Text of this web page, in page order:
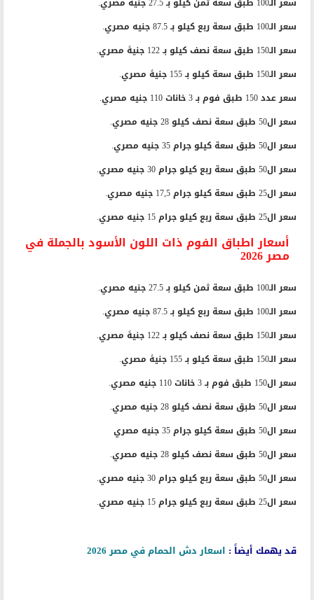
سعر الـ100 طبق سعة ثمن كيلو بـ 27.5 جنيه مصري.
سعر الـ100 طبق سعة ربع كيلو بـ 87.5 جنيه مصري.
سعر الـ150 طبق سعة نصف كيلو بـ 122 جنيهً مصري.
سعر الـ150 طبق سعة كيلو بـ 155 جنيهً مصري.
سعر عدد 150 طبق فوم بـ 3 خانات 110 جنيه مصري.
سعر ال50 طبق سعة نصف كيلو 28 جنيه مصري.
سعر ال50 طبق سعة كيلو جرام 35 جنيه مصري.
سعر ال50 طبق سعة ربع كيلو جرام 30 جنيه مصري.
سعر ال25 طبق سعة كيلو جرام 17,5 جنيه مصري.
سعر ال25 طبق سعة ربع كيلو جرام 15 جنيه مصري.
أسعار اطباق الفوم ذات اللون الأسود بالجملة في
مصر 2026
سعر الـ100 طبق سعة ثمن كيلو بـ 27.5 جنيه مصري.
سعر الـ100 طبق سعة ربع كيلو بـ 87.5 جنيه مصري.
سعر الـ150 طبق سعة نصف كيلو بـ 122 جنيهً مصري.
سعر الـ150 طبق سعة كيلو بـ 155 جنيهً مصري.
سعر ال150 طبق فوم بـ 3 خانات 110 جنيه مصري.
سعر ال50 طبق سعة نصف كيلو 28 جنيه مصري.
سعر ال50 طبق سعة كيلو جرام 35 جنيه مصري
سعر ال50 طبق سعة نصف كيلو 28 جنيه مصري.
سعر ال50 طبق سعة ربع كيلو جرام 30 جنيه مصري.
سعر ال25 طبق سعة ربع كيلو جرام 15 جنيه مصري.
قد يهمك أيضاً : اسعار دش الحمام في مصر 2026